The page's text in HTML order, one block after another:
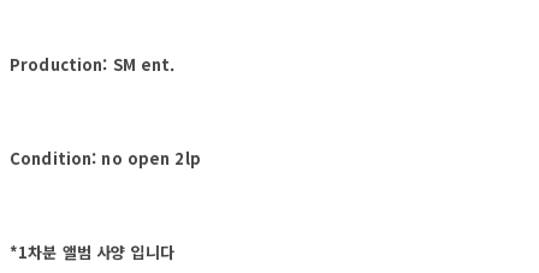
Production: SM ent.
Condition: no open 2lp
*1차분 앨범 사양 입니다